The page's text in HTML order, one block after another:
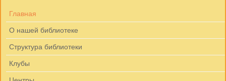
Главная
О нашей библиотеке
Структура библиотеки
Клубы